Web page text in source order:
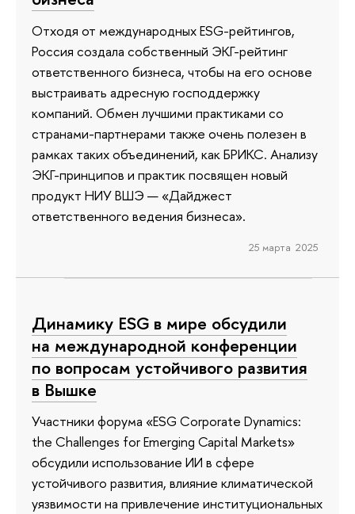
Отходя от международных ESG-рейтингов,
Россия создала собственный ЭКГ-рейтинг
ответственного бизнеса, чтобы на его основе
выстраивать адресную господдержку
компаний. Обмен лучшими практиками со
странами-партнерами также очень полезен в
рамках таких объединений, как БРИКС. Анализу
ЭКГ-принципов и практик посвящен новый
продукт НИУ ВШЭ — «Дайджест
ответственного ведения бизнеса».
25 марта 2025
Динамику ESG в мире обсудили
на международной конференции
по вопросам устойчивого развития
в Вышке
Участники форума «ESG Corporate Dynamics:
the Challenges for Emerging Capital Markets»
обсудили использование ИИ в сфере
устойчивого развития, влияние климатической
уязвимости на привлечение институциональных